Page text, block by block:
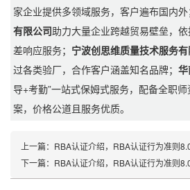
家企业提供多领域服务，客户遍布国内
有限公司助力大量企业跨越贸易壁垒，
差响应服务； 宁波创思维质量技术服务
过各类验厂，合作客户涵盖知名品牌；
导+考勤”一站式保姆式服务，配备全职
案，价格公道且服务优质。
上一篇： RBA认证介绍，RBA认证行为准则
下一篇： RBA认证介绍，RBA认证行为准则